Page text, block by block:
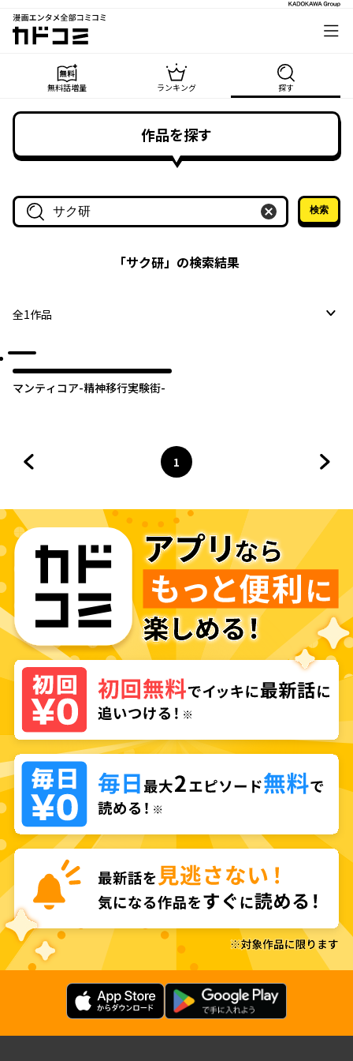
漫画エンタメ全部コミコミ
カドコミ
無料話増量 ランキング 探す
作品を探す
作品名・作家名で探す
検索
「サク研」の検索結果
全1作品
マンティコア-精神移行実験街-
ページ
1
へ